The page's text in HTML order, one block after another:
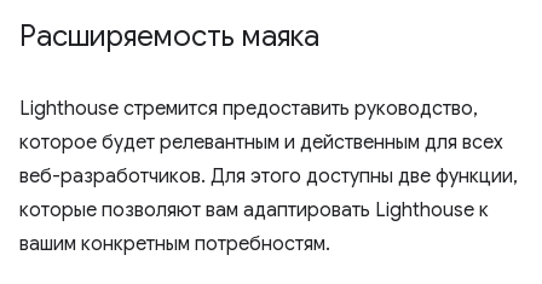
Расширяемость маяка
Lighthouse стремится предоставить руководство,
которое будет релевантным и действенным для всех
веб-разработчиков. Для этого доступны две функции,
которые позволяют вам адаптировать Lighthouse к
вашим конкретным потребностям.